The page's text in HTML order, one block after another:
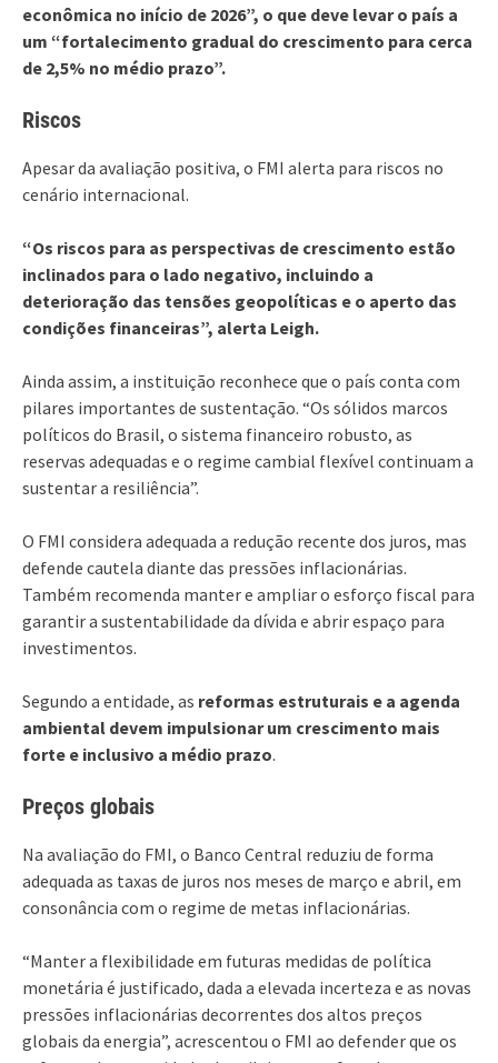
econômica no início de 2026”, o que deve levar o país a
um “fortalecimento gradual do crescimento para cerca
de 2,5% no médio prazo”.
Riscos
Apesar da avaliação positiva, o FMI alerta para riscos no
cenário internacional.
“Os riscos para as perspectivas de crescimento estão
inclinados para o lado negativo, incluindo a
deterioração das tensões geopolíticas e o aperto das
condições financeiras”, alerta Leigh.
Ainda assim, a instituição reconhece que o país conta com
pilares importantes de sustentação. “Os sólidos marcos
políticos do Brasil, o sistema financeiro robusto, as
reservas adequadas e o regime cambial flexível continuam a
sustentar a resiliência”.
O FMI considera adequada a redução recente dos juros, mas
defende cautela diante das pressões inflacionárias.
Também recomenda manter e ampliar o esforço fiscal para
garantir a sustentabilidade da dívida e abrir espaço para
investimentos.
Segundo a entidade, as reformas estruturais e a agenda
ambiental devem impulsionar um crescimento mais
forte e inclusivo a médio prazo.
Preços globais
Na avaliação do FMI, o Banco Central reduziu de forma
adequada as taxas de juros nos meses de março e abril, em
consonância com o regime de metas inflacionárias.
“Manter a flexibilidade em futuras medidas de política
monetária é justificado, dada a elevada incerteza e as novas
pressões inflacionárias decorrentes dos altos preços
globais da energia”, acrescentou o FMI ao defender que os